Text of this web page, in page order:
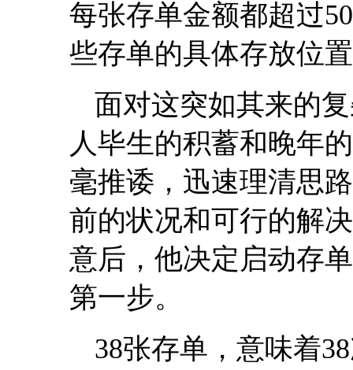
每张存单金额都超过
些存单的具体存放位
面对这突如其来的
人毕生的积蓄和晚年
毫推诿，迅速理清思
前的状况和可行的解
意后，他决定启动存
第一步。
38张存单，意味着